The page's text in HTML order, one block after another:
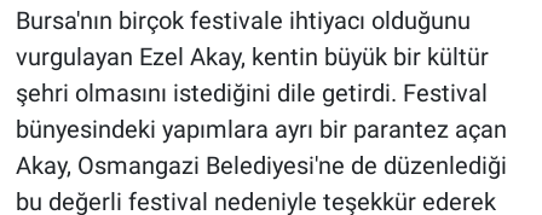
Bursa'nın birçok festivale ihtiyacı olduğunu
vurgulayan Ezel Akay, kentin büyük bir kültür
şehri olmasını istediğini dile getirdi. Festival
bünyesindeki yapımlara ayrı bir parantez açan
Akay, Osmangazi Belediyesi'ne de düzenlediği
bu değerli festival nedeniyle teşekkür ederek